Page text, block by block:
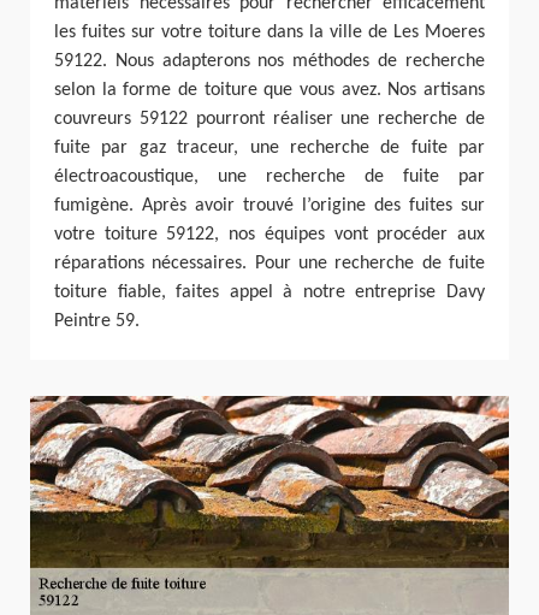
matériels nécessaires pour rechercher efficacement
les fuites sur votre toiture dans la ville de Les Moeres
59122. Nous adapterons nos méthodes de recherche
selon la forme de toiture que vous avez. Nos artisans
couvreurs 59122 pourront réaliser une recherche de
fuite par gaz traceur, une recherche de fuite par
électroacoustique, une recherche de fuite par
fumigène. Après avoir trouvé l’origine des fuites sur
votre toiture 59122, nos équipes vont procéder aux
réparations nécessaires. Pour une recherche de fuite
toiture fiable, faites appel à notre entreprise Davy
Peintre 59.